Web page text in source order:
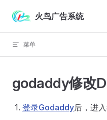
跳转到内容火鸟广告系统
菜单
godaddy修改
登录Godaddy后，进